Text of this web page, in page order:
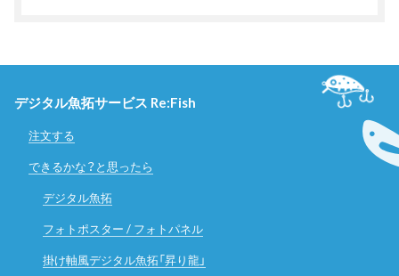
デジタル魚拓サービス Re:Fish
注文する
できるかな？と思ったら
デジタル魚拓
フォトポスター / フォトパネル
掛け軸風デジタル魚拓「昇り龍」